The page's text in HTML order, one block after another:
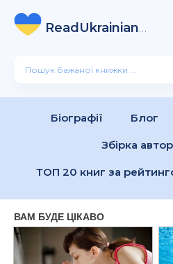
ReadUkrainian
Books
Біографії Блог
Збірка
ТОП 20 книг за